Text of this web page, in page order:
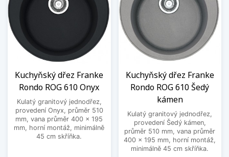
Kuchyňský dřez Franke
Rondo ROG 610 Onyx
Kulatý granitový jednodřez,
provedení Onyx, průměr 510
mm, vana průměr 400 x 195
mm, horní montáž, minimálně
45 cm skříňka.
Kuchyňský dřez Franke
Rondo ROG 610 Šedý
kámen
Kulatý granitový jednodřez,
provedení Šedý kámen,
průměr 510 mm, vana průměr
400 x 195 mm, horní montáž,
minimálně 45 cm skříňka.